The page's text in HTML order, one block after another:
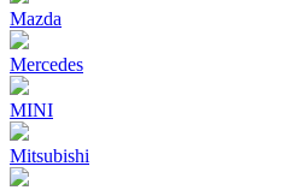
Mazda
Mercedes
MINI
Mitsubishi